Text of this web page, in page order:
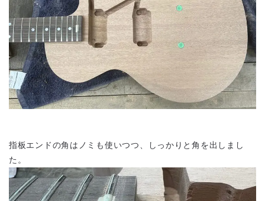
指板エンドの角はノミも使いつつ、しっかりと角を出しまし
た。